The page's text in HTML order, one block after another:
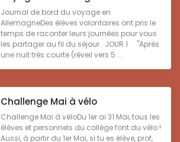
Journal de bord du voyage en
AllemagneDes élèves volontaires ont pris le
temps de raconter leurs journées pour vous
les partager au fil du séjour. JOUR 1 "Après
une nuit très courte (réveil vers 5 ...
Challenge Mai à vélo
Challenge Mai à véloDu 1er ai 31 Mai, tous les
élèves et personnels du collège font du vélo !
Aussi, à partir du 1er Mai, si tu es élève, prof,